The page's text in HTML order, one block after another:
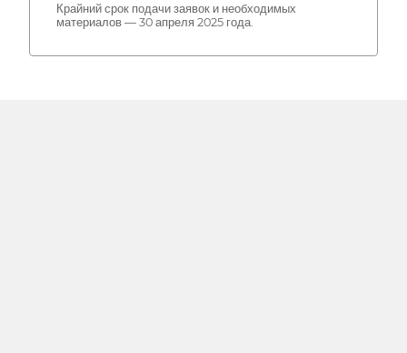
Крайний срок подачи заявок и необходимых
материалов — 30 апреля 2025 года.